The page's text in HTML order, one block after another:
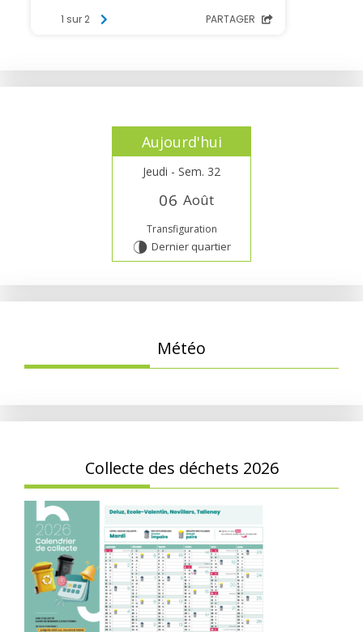
Aujourd'hui
Jeudi - Sem. 32
06 Août
Transfiguration
U Dernier quartier
Météo
Collecte des déchets 2026